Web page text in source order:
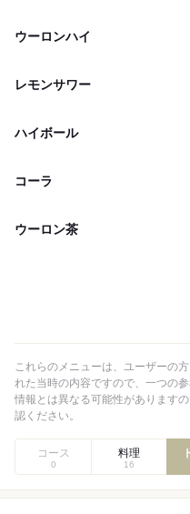
ウーロンハイ
レモンサワー
ハイボール
コーラ
ウーロン茶
これらのメニューは、 ユーザーの
れた当時の内容ですので、一つの
情報とは異なる可能性があります
認ください。
コース
0
料理
16